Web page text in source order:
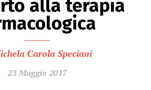
alla terapia
Carola Speciani
23 Maggio 2017